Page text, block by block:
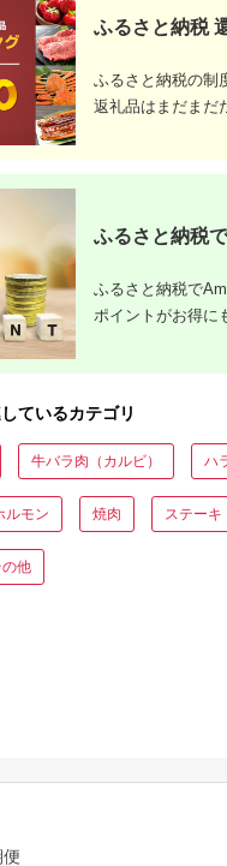
ふるさと本舗
万里市
A5 赤身3回
モスライス
焼き 焼肉
5.0
出典：ふるさとチョ
K039.博多和牛ミニス
テーキ（定期便：全
ふるさと納税
ふるさと納税の制
返礼品はまだまだ
ふるさと納税
ふるさと納税で
ポイントがお得に
ているカテゴリ
牛バラ肉（カルビ） ハ
ルモン 焼肉 ステーキ
の他
便